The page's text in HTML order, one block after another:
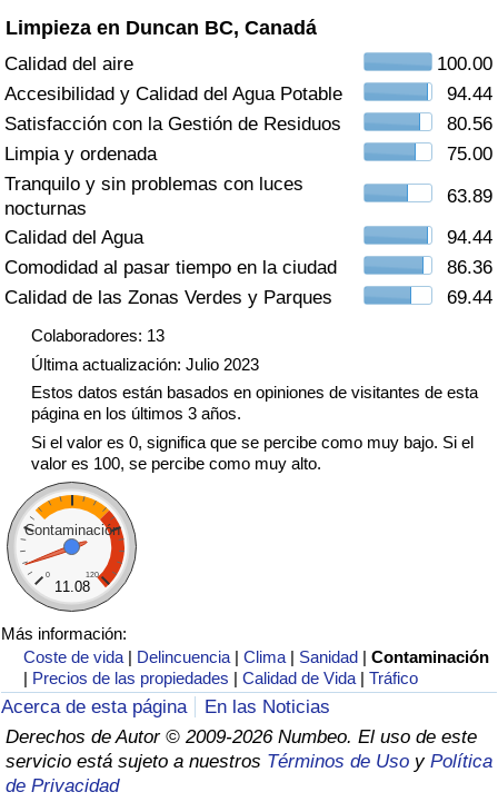
Limpieza en Duncan BC, Canadá
Calidad del aire
100.00
Accesibilidad y Calidad del Agua Potable
94.44
Satisfacción con la Gestión de Residuos
80.56
Limpia y ordenada
75.00
Tranquilo y sin problemas con luces
nocturnas
63.89
Calidad del Agua
94.44
Comodidad al pasar tiempo en la ciudad
86.36
Calidad de las Zonas Verdes y Parques
69.44
Colaboradores: 13
Última actualización: Julio 2023
Estos datos están basados en opiniones de visitantes de esta
página en los últimos 3 años.
Si el valor es 0, significa que se percibe como muy bajo. Si el
valor es 100, se percibe como muy alto.
Contaminación
0 120
11.08
Más información:
Coste de vida | Delincuencia |Clima | Sanidad |Contaminación
| Precios de las propiedades |Calidad de Vida |Tráfico
Acerca de esta página
En las Noticias
Derechos de Autor © 2009-2026 Numbeo. El uso de este
servicio está sujeto a nuestros Términos de Uso y Política
de Privacidad
Índice de Sanidad por País
Contaminación
Índice de Contaminación (Actual)
Índice de contaminación
Índice de Contaminación por País
Tráfico
Índice de Tráfico
Índice de Tráfico (Actual)
Índice de Tráfico por País